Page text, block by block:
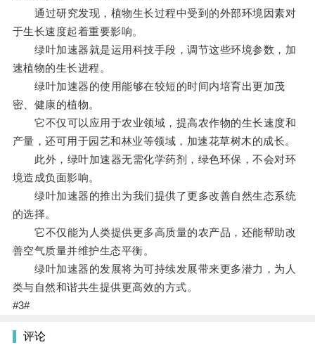
通过研究发现，植物生长过程中受到的外部环境因素对
于生长速度起着重要影响。
绿叶加速器就是运用科技手段，调节这些环境参数，加
速植物的生长进程。
绿叶加速器的使用能够在较短的时间内培育出更加茂
密、健康的植物。
它不仅可以应用于农业领域，提高农作物的生长速度和
产量，还可用于园艺和林业等领域，加速花草树木的成长。
此外，绿叶加速器无需化学药剂，绿色环保，不会对环
境造成负面影响。
绿叶加速器的推出为我们提供了更多改善自然生态系统
的选择。
它不仅能为人类提供更多高质量的农产品，还能帮助改
善空气质量并维护生态平衡。
绿叶加速器的发展将为可持续发展带来更多潜力，为人
类与自然和谐共生提供更高效的方式。
#3#
评论